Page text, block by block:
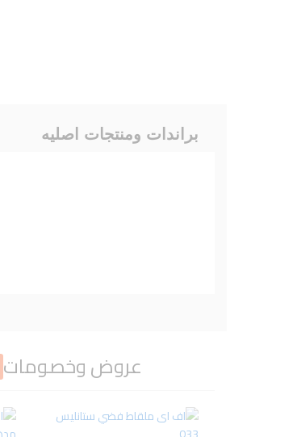
براندات ومنتجات اصليه
URIAGE
ISIS PHARMA
عروض وخصومات